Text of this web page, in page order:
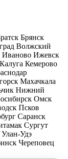
Брянск
Волжский
Иваново Ижевск
Кемерово
Махачкала
Нижний
Омск
Псков
Саранск
Сургут
Удэ
Череповец